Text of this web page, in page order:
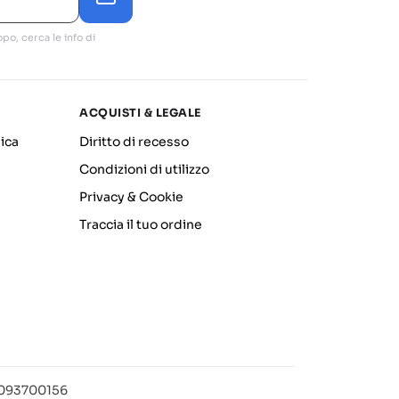
cerca le info di
ACQUISTI & LEGALE
Diritto di recesso
Condizioni di utilizzo
Privacy & Cookie
Traccia il tuo ordine